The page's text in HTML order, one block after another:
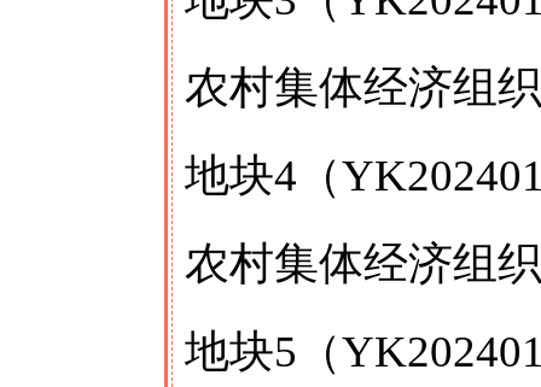
农村集体经济组
地块4（
农村集体经济组
地块5（